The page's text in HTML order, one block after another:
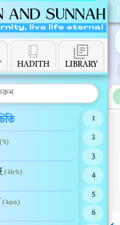
HADITH LIBRARY
(৭)
(২৮৬)
(২০০)
1
2
3
4
5
6